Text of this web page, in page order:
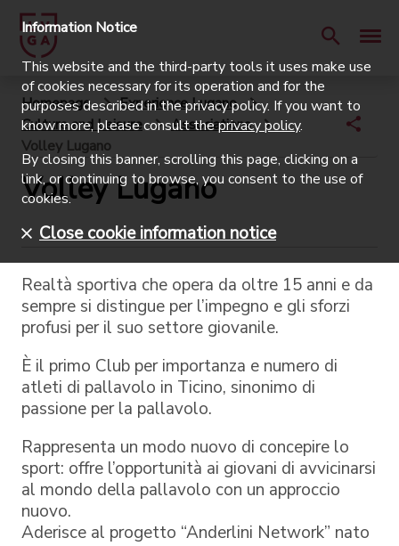
Homepage
Experience Lugano
Culture and Leisure
Associations
Volley Lugano
Volley Lugano
Realtà sportiva che opera da oltre 15 anni e da
sempre si distingue per l’impegno e gli sforzi
profusi per il suo settore giovanile.
È il primo Club per importanza e numero di
atleti di pallavolo in Ticino, sinonimo di
passione per la pallavolo.
Rappresenta un modo nuovo di concepire lo
sport: offre l’opportunità ai giovani di avvicinarsi
al mondo della pallavolo con un approccio
nuovo.
Aderisce al progetto “Anderlini Network” nato
Information Notice
This website and the third-party tools it uses make use
of cookies necessary for its operation and for the
purposes described in the privacy policy. If you want to
know more, please consult theprivacy policy.
By closing this banner, scrolling this page, clicking on a
link, or continuing to browse, you consent to the use of
cookies.
Close cookie information notice